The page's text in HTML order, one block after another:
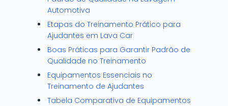
Automotiva
Etapas do Treinamento Prático para
Ajudantes em Lava Car
Boas Práticas para Garantir Padrão de
Qualidade no Treinamento
Equipamentos Essenciais no
Treinamento de Ajudantes
Tabela Comparativa de Equipamentos